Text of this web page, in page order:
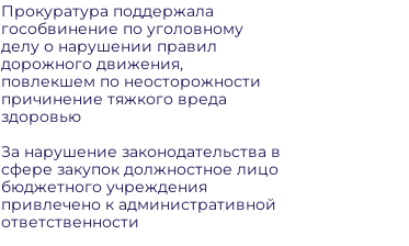
Прокуратура поддержала
гособвинение по уголовному
делу о нарушении правил
дорожного движения,
повлекшем по неосторожности
причинение тяжкого вреда
здоровью
За нарушение законодательства в
сфере закупок должностное лицо
бюджетного учреждения
привлечено к административной
ответственности